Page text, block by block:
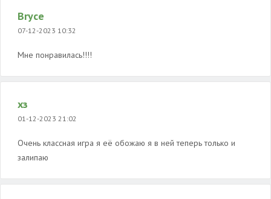
Bryce
07-12-2023 10:32
Мне понравилась!!!!
хз
01-12-2023 21:02
Очень классная игра я её обожаю я в ней теперь только и
залипаю